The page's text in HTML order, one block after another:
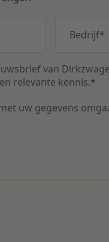
Bedrijf*
van
relevante kennis.*
uw gegevens